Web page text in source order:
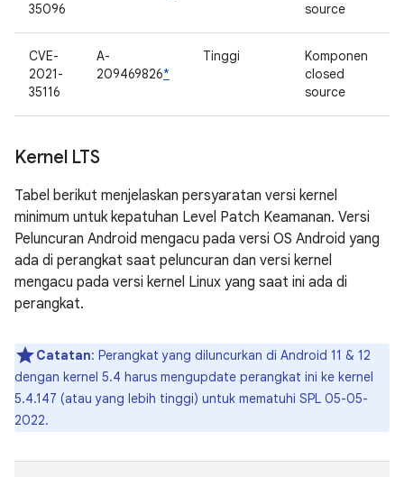
35096
source
CVE-
2021-
35116
A-
209469826*
Tinggi
Komponen
closed
source
Kernel LTS
Tabel berikut menjelaskan persyaratan versi kernel
minimum untuk kepatuhan Level Patch Keamanan. Versi
Peluncuran Android mengacu pada versi OS Android yang
ada di perangkat saat peluncuran dan versi kernel
mengacu pada versi kernel Linux yang saat ini ada di
perangkat.
Catatan: Perangkat yang diluncurkan di Android 11 & 12
dengan kernel 5.4 harus mengupdate perangkat ini ke kernel
5.4.147 (atau yang lebih tinggi) untuk mematuhi SPL 05-05-
2022.